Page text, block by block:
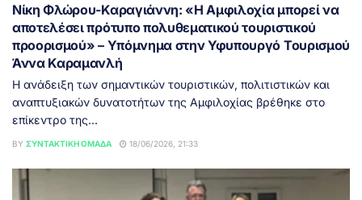
Νίκη Φλώρου-Καραγιάννη: «Η Αμφιλοχία μπορεί να
αποτελέσει πρότυπο πολυθεματικού τουριστικού
προορισμού» – Υπόμνημα στην Υφυπουργό Τουρισμού
Άννα Καραμανλή
Η ανάδειξη των σημαντικών τουριστικών, πολιτιστικών και
αναπτυξιακών δυνατοτήτων της Αμφιλοχίας βρέθηκε στο
επίκεντρο της...
BY ΣΥΝΤΑΚΤΙΚΉ ΟΜΆΔΑ 18/06/2026, 21:33